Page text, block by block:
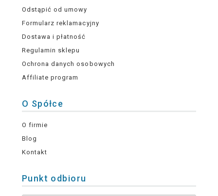
Odstąpić od umowy
Formularz reklamacyjny
Dostawa i płatność
Regulamin sklepu
Ochrona danych osobowych
Affiliate program
O Spółce
O firmie
Blog
Kontakt
Punkt odbioru